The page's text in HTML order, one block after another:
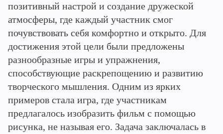
позитивный настрой и создание дружеской
атмосферы, где каждый участник смог
почувствовать себя комфортно и открыто. Для
достижения этой цели были предложены
разнообразные игры и упражнения,
способствующие раскрепощению и развитию
творческого мышления. Одним из ярких
примеров стала игра, где участникам
предлагалось изобразить фильм с помощью
рисунка, не называя его. Задача заключалась в